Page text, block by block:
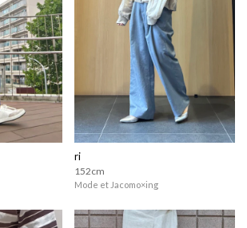
ri
152cm
Mode et Jacomo×ing